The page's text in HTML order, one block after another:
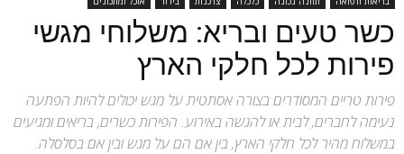
כשר טעים ובריא: משלוחי מגשי
פירות לכל חלקי הארץ
פירות טריים המסודרים בצורה אסתטית על מגש יכולים להיות הפתעה
נעימה לחברים, לבית או להגשה באירוע. הפירות כשרים, בריאים ומגיעים
במשלוח מהיר לכל חלקי הארץ, בין אם הם על מגש ובין אם בסלסלה.